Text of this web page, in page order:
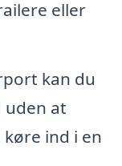
eller
kan du
uden at
ind i en